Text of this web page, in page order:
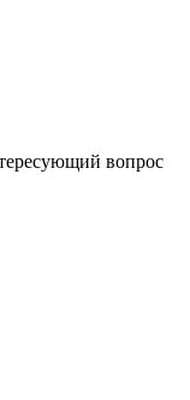
вопрос